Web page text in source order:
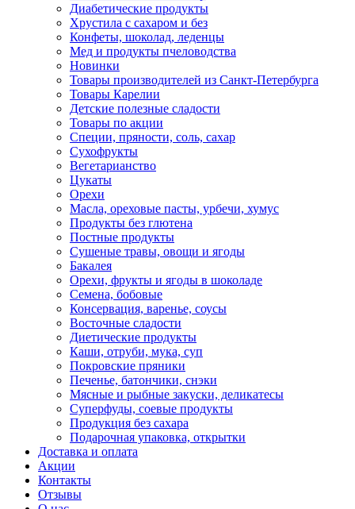
Диабетические продукты
Хрустила с сахаром и без
Конфеты, шоколад, леденцы
Мед и продукты пчеловодства
Новинки
Товары производителей из Санкт-Петербурга
Товары Карелии
Детские полезные сладости
Товары по акции
Специи, пряности, соль, сахар
Сухофрукты
Вегетарианство
Цукаты
Орехи
Масла, ореховые пасты, урбечи, хумус
Продукты без глютена
Постные продукты
Сушеные травы, овощи и ягоды
Бакалея
Орехи, фрукты и ягоды в шоколаде
Семена, бобовые
Консервация, варенье, соусы
Восточные сладости
Диетические продукты
Каши, отруби, мука, суп
Покровские пряники
Печенье, батончики, снэки
Мясные и рыбные закуски, деликатесы
Суперфуды, соевые продукты
Продукция без сахара
Подарочная упаковка, открытки
Доставка и оплата
Акции
Контакты
Отзывы